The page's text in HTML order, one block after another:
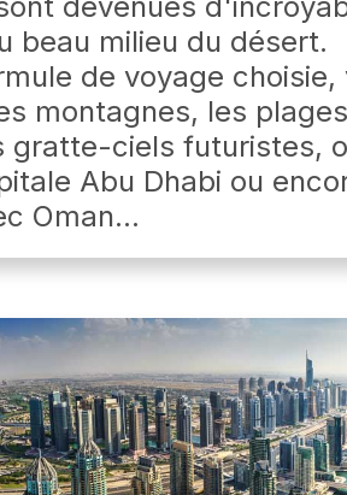
beau milieu du désert.
de voyage
montagnes, les
gratte-ciels futuristes,
Abu Dhabi ou
Oman...